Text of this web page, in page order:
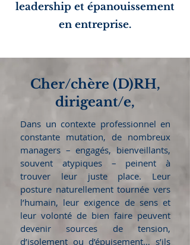
leadership et épanouissement
en entreprise.
Cher/chère (D)RH,
dirigeant/e,
Dans un contexte professionnel en
constante mutation, de nombreux
managers – engagés, bienveillants,
souvent atypiques – peinent à
trouver leur juste place. Leur
posture naturellement tournée vers
l’humain, leur exigence de sens et
leur volonté de bien faire peuvent
devenir sources de tension,
d’isolement ou d’épuisement… s’ils